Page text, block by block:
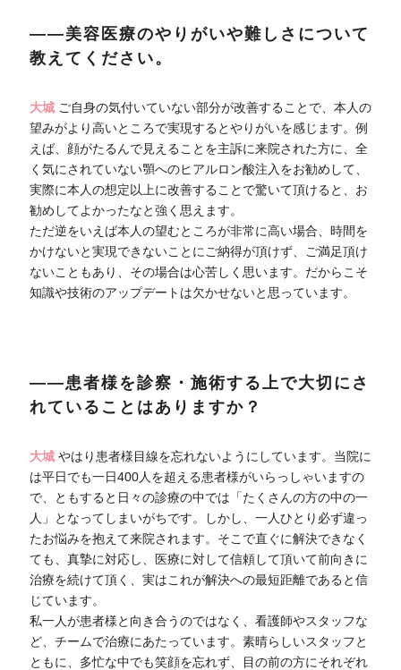
――美容医療のやりがいや難しさについて
教えてください。
大城 ご自身の気付いていない部分が改善することで、本人の
望みがより高いところで実現するとやりがいを感じます。例
えば、顔がたるんで見えることを主訴に来院された方に、全
く気にされていない顎へのヒアルロン酸注入をお勧めして、
実際に本人の想定以上に改善することで驚いて頂けると、お
勧めしてよかったなと強く思えます。
ただ逆をいえば本人の望むところが非常に高い場合、時間を
かけないと実現できないことにご納得が頂けず、ご満足頂け
ないこともあり、その場合は心苦しく思います。だからこそ
知識や技術のアップデートは欠かせないと思っています。
――患者様を診察・施術する上で大切にさ
れていることはありますか？
大城やはり患者様目線を忘れないようにしています。当院に
は平日でも一日400人を超える患者様がいらっしゃいますの
で、ともすると日々の診療の中では「たくさんの方の中の一
人」となってしまいがちです。しかし、一人ひとり必ず違っ
たお悩みを抱えて来院されます。そこで直ぐに解決できなく
ても、真摯に対応し、医療に対して信頼して頂いて前向きに
治療を続けて頂く、実はこれが解決への最短距離であると信
じています。
私一人が患者様と向き合うのではなく、看護師やスタッフな
ど、チームで治療にあたっています。素晴らしいスタッフと
ともに、多忙な中でも笑顔を忘れず、目の前の方にそれぞれ